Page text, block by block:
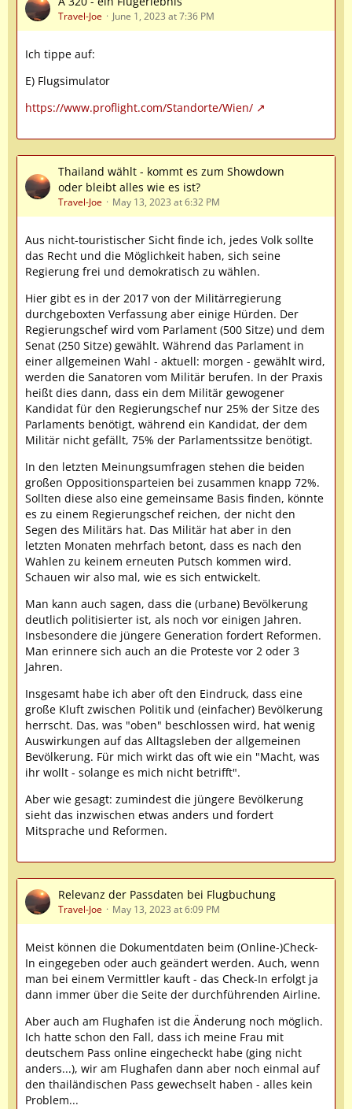
Travel-Joe June 1, 2023 at 7:36 PM
Ich tippe auf:
E) Flugsimulator
https://www.proflight.com/Standorte/Wien/
Thailand wählt - kommt es zum Showdown
oder bleibt alles wie es ist?
Travel-Joe May 13, 2023 at 6:32 PM
Aus nicht-touristischer Sicht finde ich, jedes Volk sollte
das Recht und die Möglichkeit haben, sich seine
Regierung frei und demokratisch zu wählen.
Hier gibt es in der 2017 von der Militärregierung
durchgeboxten Verfassung aber einige Hürden. Der
Regierungschef wird vom Parlament (500 Sitze) und dem
Senat (250 Sitze) gewählt. Während das Parlament in
einer allgemeinen Wahl - aktuell: morgen - gewählt wird,
werden die Sanatoren vom Militär berufen. In der Praxis
heißt dies dann, dass ein dem Militär gewogener
Kandidat für den Regierungschef nur 25% der Sitze des
Parlaments benötigt, während ein Kandidat, der dem
Militär nicht gefällt, 75% der Parlamentssitze benötigt.
In den letzten Meinungsumfragen stehen die beiden
großen Oppositionsparteien bei zusammen knapp 72%.
Sollten diese also eine gemeinsame Basis finden, könnte
es zu einem Regierungschef reichen, der nicht den
Segen des Militärs hat. Das Militär hat aber in den
letzten Monaten mehrfach betont, dass es nach den
Wahlen zu keinem erneuten Putsch kommen wird.
Schauen wir also mal, wie es sich entwickelt.
Man kann auch sagen, dass die (urbane) Bevölkerung
deutlich politisierter ist, als noch vor einigen Jahren.
Insbesondere die jüngere Generation fordert Reformen.
Man erinnere sich auch an die Proteste vor 2 oder 3
Jahren.
Insgesamt habe ich aber oft den Eindruck, dass eine
große Kluft zwischen Politik und (einfacher) Bevölkerung
herrscht. Das, was "oben" beschlossen wird, hat wenig
Auswirkungen auf das Alltagsleben der allgemeinen
Bevölkerung. Für mich wirkt das oft wie ein "Macht, was
ihr wollt - solange es mich nicht betrifft".
Aber wie gesagt: zumindest die jüngere Bevölkerung
sieht das inzwischen etwas anders und fordert
Mitsprache und Reformen.
Relevanz der Passdaten bei Flugbuchung
Travel-Joe May 13, 2023 at 6:09 PM
Meist können die Dokumentdaten beim (Online-)Check-
In eingegeben oder auch geändert werden. Auch, wenn
man bei einem Vermittler kauft - das Check-In erfolgt ja
dann immer über die Seite der durchführenden Airline.
Aber auch am Flughafen ist die Änderung noch möglich.
Ich hatte schon den Fall, dass ich meine Frau mit
deutschem Pass online eingecheckt habe (ging nicht
anders...), wir am Flughafen dann aber noch einmal auf
den thailändischen Pass gewechselt haben - alles kein
Problem...